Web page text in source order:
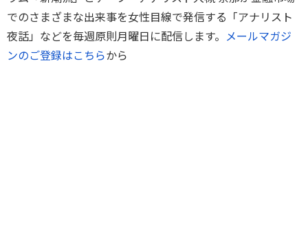
でのさまざまな出来事を女性目線で発信する「アナリスト
夜話」などを毎週原則月曜日に配信します。 メールマガジ
ンのご登録はこちらから